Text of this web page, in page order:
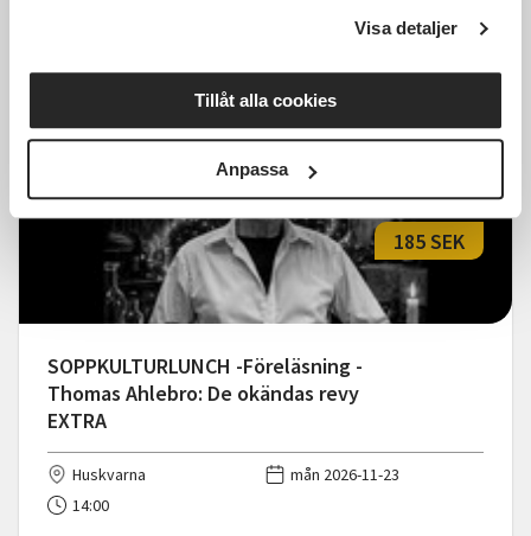
Visa detaljer
Tillåt alla cookies
Anpassa
1 Tillfällen
Läs mer och anmäl
SOPPKULTURLUNCH -Föreläsning -
Thomas Ahlebro: De okändas revy
EXTRA
185 SEK
Huskvarna
mån 2026-11-23
14:00